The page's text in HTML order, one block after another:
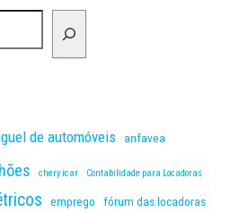
de automóveis anfavea
chery icar Contabilidade para Locadoras
emprego fórum das locadoras